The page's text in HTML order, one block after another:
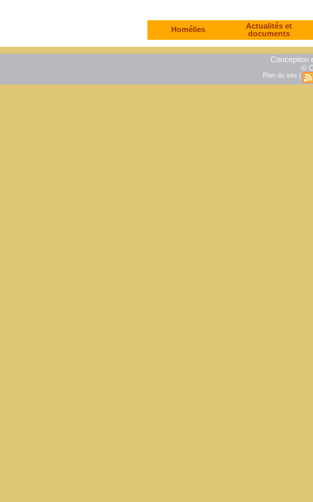
Homélies
Actualités et
documents
Conception
©
Plan du site